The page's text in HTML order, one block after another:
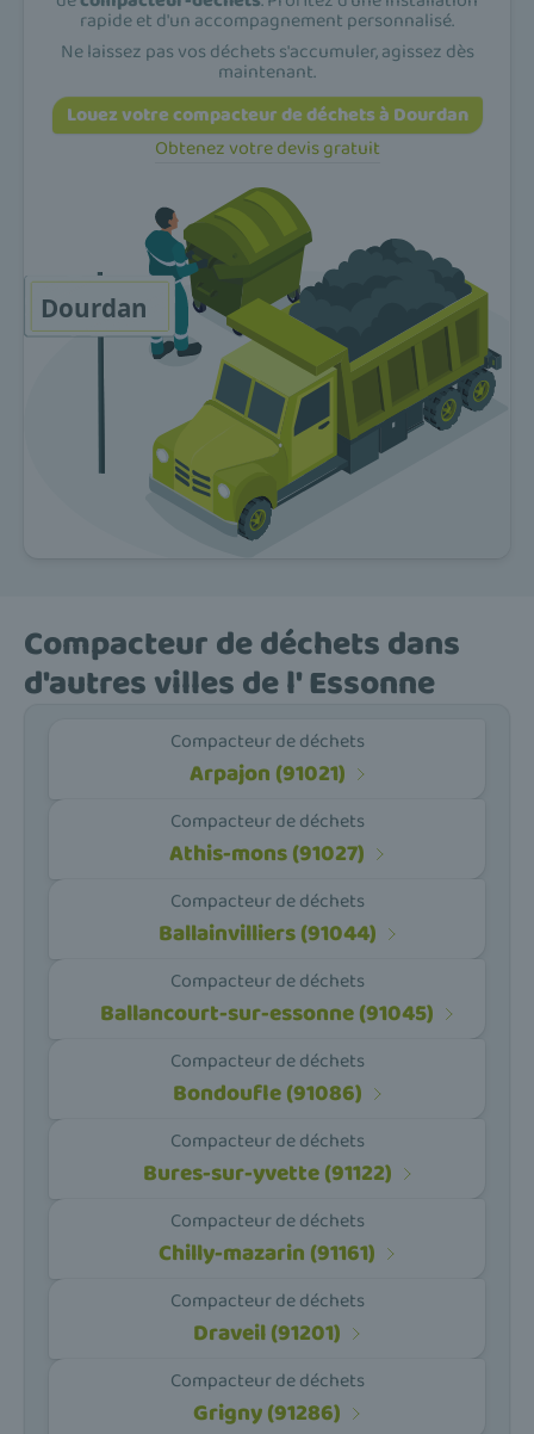
rapide et d'un accompagnement personnalisé.
Ne laissez pas vos déchets s'accumuler, agissez dès
maintenant.
Louez votre compacteur de déchets à Dourdan
Obtenez votre devis gratuit
Compacteur de déchets dans
d'autres villes de l' Essonne
Compacteur de déchets
Arpajon (91021)
Compacteur de déchets
Athis-mons (91027)
Compacteur de déchets
Ballainvilliers (91044)
Compacteur de déchets
Ballancourt-sur-essonne (91045)
Compacteur de déchets
Bondoufle (91086)
Compacteur de déchets
Bures-sur-yvette (91122)
Compacteur de déchets
Chilly-mazarin (91161)
Compacteur de déchets
Draveil (91201)
Compacteur de déchets
Grigny (91286)